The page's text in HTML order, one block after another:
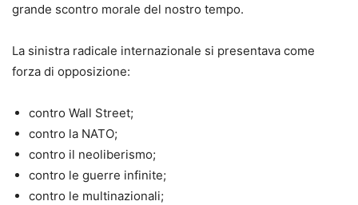
grande scontro morale del nostro tempo.
La sinistra radicale internazionale si presentava come
forza di opposizione:
contro Wall Street;
contro la NATO;
contro il neoliberismo;
contro le guerre infinite;
contro le multinazionali;